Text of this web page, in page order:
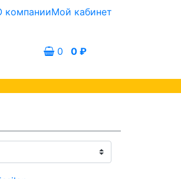
компанииМой кабинет
0 0 ₽